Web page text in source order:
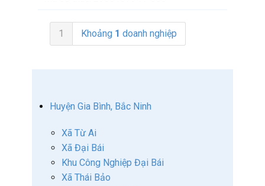
1 Khoảng 1 doanh nghiệp
Huyện Gia Bình, Bắc Ninh
Xã Từ Ai
Xã Đại Bái
Khu Công Nghiệp Đại Bái
Xã Thái Bảo